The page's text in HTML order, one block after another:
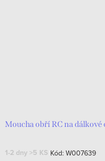
Moucha obří RC na dálkové
1-2 dny >5 KS Kód: W007639